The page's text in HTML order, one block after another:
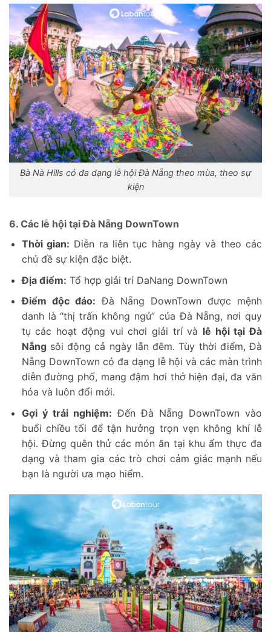
Bà Nà Hills có đa dạng lễ hội Đà Nẵng theo mùa, theo sự
kiện
6. Các lễ hội tại Đà Nẵng DownTown
Thời gian: Diễn ra liên tục hàng ngày và theo các
chủ đề sự kiện đặc biệt.
Địa điểm: Tổ hợp giải trí DaNang DownTown
Điểm độc đáo: Đà Nẵng DownTown được mệnh
danh là “thị trấn không ngủ” của Đà Nẵng, nơi quy
tụ các hoạt động vui chơi giải trí và lễ hội tại Đà
Nẵngsôi động cả ngày lẫn đêm. Tùy thời điểm, Đà
Nẵng DownTown có đa dạng lễ hội và các màn trình
diễn đường phố, mang đậm hơi thở hiện đại, đa văn
hóa và luôn đổi mới.
Gợi ý trải nghiệm: Đến Đà Nẵng DownTown vào
buổi chiều tối để tận hưởng trọn vẹn không khí lễ
hội. Đừng quên thử các món ăn tại khu ẩm thực đa
dạng và tham gia các trò chơi cảm giác mạnh nếu
bạn là người ưa mạo hiểm.